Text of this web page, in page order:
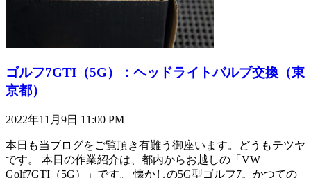
ゴルフ7GTI（5G）：ヘッドライトバルブ交換（東
京都）
2022年11月9日 11:00 PM
本日も当ブログをご覧頂き有難う御座います。どうもテツヤ
です。 本日の作業紹介は、都内からお越しの「VW
Golf7GTI（5G）」です。 懐かしの5G型ゴルフ7。かつての